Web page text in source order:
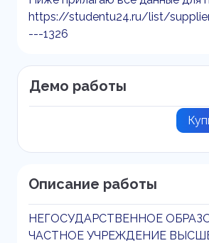
https://studentu24.ru/list/
---1326
Демо работы
Описание работы
НЕГОСУДАРСТВЕННОЕ
ЧАСТНОЕ УЧРЕЖДЕНИЕ